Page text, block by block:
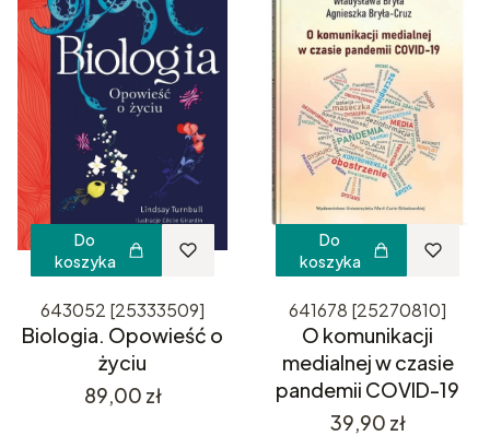
Do
koszyka
643052 [25333509]
Biologia. Opowieść o
życiu
Cena
89,00 zł
Do
koszyka
641678 [25270810]
O komunikacji
medialnej w czasie
pandemii COVID-19
Cena
39,90 zł